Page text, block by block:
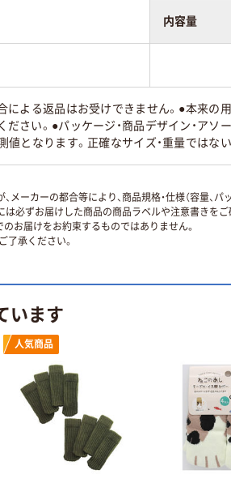
内容量
合による返品はお受けできません。●本来
さい。●パッケージ・商品デザイン・アソ
値となります。正確なサイズ・重量ではな
ーカーの都合等により、商品規格・仕様（容量、
必ずお届けした商品の商品ラベルや注意書きを
のお届けをお約束するものではありません。
了承ください。
います
人気商品